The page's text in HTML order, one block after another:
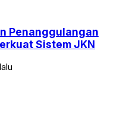
Penanggulangan
Sistem JKN